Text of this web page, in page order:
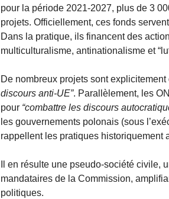
pour la période 2021-2027, plus de 3
projets. Officiellement, ces fonds
Dans la pratique, ils financent des
multiculturalisme, antinationalisme et
De nombreux projets sont explicitement
discours anti-UE”. Parallèlement, les
pour “combattre les discours
les gouvernements polonais (sous
rappellent les pratiques historiquement
Il en résulte une pseudo-société civile,
mandataires de la Commission,
politiques.